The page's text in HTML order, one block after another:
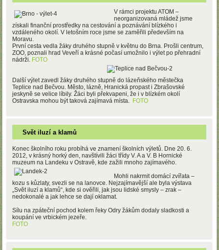
V rámciprojektu ATOM –
neorganizovaná mládež jsme
získali finanční prostředky na cestování a poznávání blízkého i
vzdáleného okolí. V letošním roce jsme se zaměřili především na
Moravu.
První cesta vedla žáky druhého stupně v květnu do Brna. Prošli centrum,
ZOO, poznali hrad Veveří a krásné počasí umožnilo i výlet po přehradní
nádrži. FOTO
Další výlet zavedl žáky druhého stupně do lázeňského městečka
Teplice nad Bečvou. Město, lázně, Hranická propast i Zbrašovské
jeskyně se velice líbily. Žáci byli překvapeni, že i v blízkém okolí
Ostravska mohou být taková zajímavá místa. FOTO
Svět iluzí a klamů
Konec školního roku probíhá ve znamení školních výletů. Dne 20. 6.
2012, v krásný horký den, navštívili žáci třídy V. A a V. B Hornické
muzeum na Landeku v Ostravě, kde zažili mnoho zajímavého.
Mohli nakrmit domácí zvířata –
kozu s kůzlaty, svezli se na lanovce. Nejzajímavější ale byla výstava
„Svět iluzí a klamů“, kde si ověřili, jak jsou lidské smysly – zrak –
nedokonalé a jak lehce se dají oklamat.
Sílu na zpáteční pochod kolem řeky Odry žákům dodaly sladkosti a
koupání ve vrbickém jezeře.
FOTO